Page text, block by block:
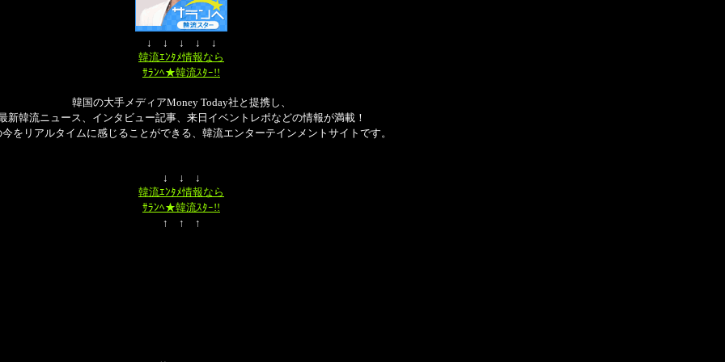
↓ ↓ ↓ ↓ ↓
韓流ｴﾝﾀﾒ情報なら
ｻﾗﾝﾍ★韓流ｽﾀｰ!!
韓国の大手メディアMoney Today社と提携し、
新韓流ニュース、インタビュー記事、来日イベントレポなどの情報が満載！
をリアルタイムに感じることができる、韓流エンターテインメントサイトです。
↓ ↓ ↓
韓流ｴﾝﾀﾒ情報なら
ｻﾗﾝﾍ★韓流ｽﾀｰ!!
↑ ↑ ↑